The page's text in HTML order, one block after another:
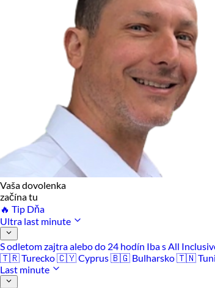
Vaša dovolenka
začína tu
🔥 Tip Dňa
Ultra last minute
S odletom zajtra alebo do 24 hodín Iba s All
🇹🇷 Turecko🇨🇾 Cyprus🇧🇬 Bulharsko🇹🇳
Last minute